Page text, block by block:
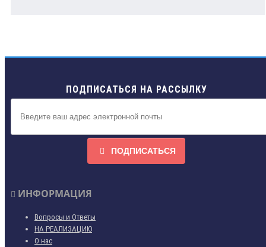
ПОДПИСАТЬСЯ НА РАССЫЛКУ
ПОДПИСАТЬСЯ
ИНФОРМАЦИЯ
Вопросы и Ответы
НА РЕАЛИЗАЦИЮ
О нас